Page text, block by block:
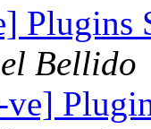
Plugins
Bellido